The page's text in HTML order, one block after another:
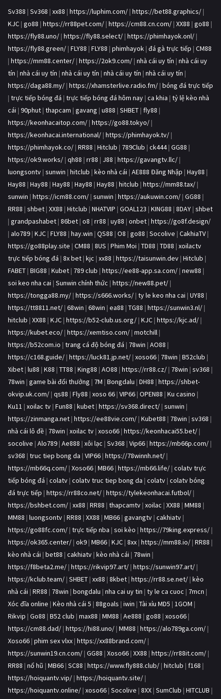
Sv388 | Sv368 | xx88 | https://luphim.com/ | https://bet88.graphics/ |
KJC | go88 | https://rr88pet.com/ | https://cm88.cn.com/ | XX88 | go88 |
https://fly88.uno/ | https://fly88.select/ | https://phimhayok.onl/ |
https://fly88.green/ | FLY88 | FLY88 | phimhayok | đá gà trực tiếp | CM88
| https://mm88.center/ | https://2ok9.com/ | nhà cái uy tín | nhà cái uy
tín | nhà cái uy tín | nhà cái uy tín | nhà cái uy tín | nhà cái uy tín |
https://daga88.my/ | https://xhamsterlive.radio.fm/ | bóng đá trực tiếp
| trực tiếp bóng đá | trực tiếp bóng đá hôm nay | ca khia | tỷ lệ kèo nhà
cái | 90phut | thapcam | gavang | u888 | SHBET | fly88 |
https://keonhacaitop.com/ | https://go88.tokyo/ |
https://keonhacai.international/ | https://phimhayok.tv/ |
https://phimhayok.co/ | RR88 | Hitclub | 789Club | ck444| GG88 |
https://ok9.works/ | qh88 | rr88 | J88 | https://gavangtv.llc/ |
luongsontv | sunwin | hitclub | kèo nhà cái | AE888 Đăng Nhập | Hay88 |
Hay88 | Hay88 | Hay88 | Hay88 | Hay88 | hitclub | https://mm88.tax/ |
sunwin | https://icm88.com/ | sunwin | https://aukuwin.com/ | GG88 |
RR88 | shbet | XX88 | Hitclub | NHATVIP | GOAL123 | KING88 | 8DAY | shbet
| grandpashabet | 86bet | o8 | rr88 | uy88 | onbet | https://go8f.design/
| alo789 | KJC | FLY88 | hay.win | QS88 | O8 | go88 | Socolive | CakhiaTV |
https://go88play.site | CM88 | 8US | Phim Moi | TD88 | TD88 | xoilactv
trực tiếp bóng đá | 8x bet | kjc | xx88 | https://taisunwin.dev | Hitclub |
FABET | BIG88 | Kubet | 789 club | https://ee88-app.sa.com/ | new88 |
soi keo nha cai | Sunwin chính thức | https://new88.pet/ |
https://tongga88.my/ | https://s666.works/ | ty le keo nha cai | UY88 |
https://tt8811.net/ | 68win | 68win | ea88 | TG88 | https://sunwin3.nl/ |
hitclub | XX88 | KJC | https://b52-club.us.org/ | KJC | https://kjc.ad/ |
https://kubet.eco/ | https://xemtiso.com/ | motchill |
https://b52com.io | trang cá độ bóng đá | 78win | AO88 |
https://c168.guide/ | https://luck81.jp.net/ | xoso66 | 78win | B52club |
Xibet | lu88 | K88 | TT88 | King88 | AO88 | https://rr88.cz/ | 78win | sv368 |
78win | game bài đổi thưởng | 7M | Bongdalu | DH88 | https://shbet-
okvip.uk.com/ | qs88 | Fly88 | xoso 66 | VIP66 | OPEN88 | Ku casino |
Ku11 | xoilac tv | Fun88 | kubet | https://sv368.direct/ | sunwin |
https://zinmanga.net | https://ee88vie.com/ | Kubet88 | 78win | sv368 |
nhà cái lô đề | 78win | xoilac tv | xoso66 | https://keonhacai55.bet/ |
socolive | Alo789 | Ae888 | xôi lạc | Sv368 | Vip66 | https://mb66p.com/ |
sv368 | truc tiep bong da | VIP66 | https://78winnh.net/ |
https://mb66q.com/ | Xoso66 | MB66 | https://mb66.life/ | colatv trực
tiếp bóng đá | colatv | colatv truc tiep bong da | colatv | colatv bóng
đá trực tiếp | https://rr88co.net/ | https://tylekeonhacai.futbol/ |
https://bshbet.com/ | xx88 | RR88 | thapcamtv | xoilac | XX88 | MM88 |
MM88 | luongsontv | RR88 | XX88 | MB66 | gavangtv | cakhiatv |
https://go88fc.com/ | trực tiếp nba | soi kèo | https://79king.express/ |
https://ok365.center/ | ok9 | MB66 | KJC | 8xx | https://mm88.io/ | RR88 |
kèo nhà cái | bet88 | cakhiatv | kèo nhà cái | 78win |
https://f8beta2.me/ | https://rikvip97.art/ | https://sunwin97.art/ |
https://kclub.team/ | SHBET | xx88 | 8kbet | https://rr88.se.net/ | kèo
nhà cái | RR88 | 78win | bongdalu | nha cai uy tin | ty le ca cuoc | 7mcn |
Xóc đĩa online | Kèo nhà cái 5 | 88goals | iwin | Tài xỉu MD5 | 1GOM |
Rikvip | Go88 | B52 club | max88 | MM88 | Ae888 | go88 | xoso66 |
https://cm88.dad/ | https://hi88.uno/ | MM88 | https://alo789ga.com/ |
Xoso66 | phim sex vlxx | https://xx88brand.com/ |
https://sunwin19.cn.com/ | GG88 | Xoso66 | XX88 | https://rr88it.com/ |
RR88 | nổ hũ | MB66 | SC88 | https://www.fly888.club/ | hitclub | f168 |
https://hoiquantv.vip/ | https://hoiquantv.site/ |
https://hoiquantv.online/ | xoso66 | Socolive | 8XX | SumClub | HITCLUB |